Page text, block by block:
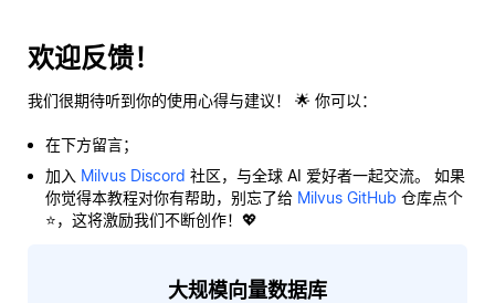
欢迎反馈！
我们很期待听到你的使用心得与建议！ 🌟 你可以：
在下方留言；
加入 Milvus Discord 社区，与全球 AI 爱好者一起交流。 如果
你觉得本教程对你有帮助，别忘了给 Milvus GitHub 仓库点个
⭐，这将激励我们不断创作！💖
大规模向量数据库